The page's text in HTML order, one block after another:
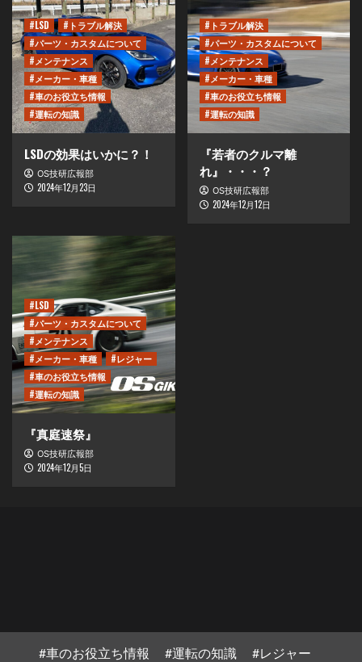
#LSD
#トラブル解決
#パーツ・カスタムについて
#メンテナンス
#メーカー・車種
#車のお役立ち情報
#運転の知識
LSDの効果はいかに？！
OS技研広報部
2024年12月23日
#トラブル解決
#パーツ・カスタムについて
#メンテナンス
#メーカー・車種
#車のお役立ち情報
#運転の知識
『若者のクルマ離
れ』・・・？
OS技研広報部
2024年12月12日
#LSD
#パーツ・カスタムについて
#メンテナンス
#メーカー・車種
#レジャー
#車のお役立ち情報
#運転の知識
『真庭速祭』
OS技研広報部
2024年12月5日
#車のお役立ち情報 #運転の知識 #レジャー